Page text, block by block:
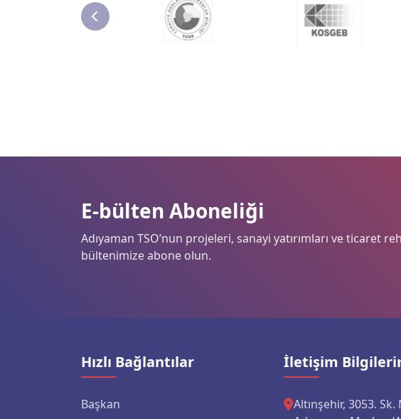
E-bülten Aboneliği
Adıyaman TSO’nun projeleri, sanayi yatırımları ve ticaret
bültenimize abone olun.
Hızlı Bağlantılar
Başkan
İletişim
Altınşehir, 3053.